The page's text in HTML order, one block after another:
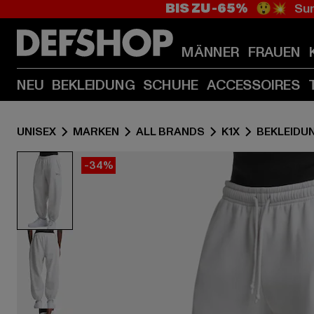
BIS ZU -65% 😲💥
MÄNNER FRAUEN
NEU BEKLEIDUNG SCHUHE ACCESSOIRES
UNISEX MARKEN ALL BRANDS K1X
-34%